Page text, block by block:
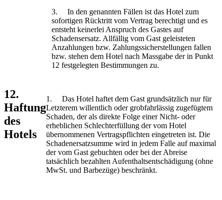
3. In den genannten Fällen ist das Hotel zum
sofortigen Rücktritt vom Vertrag berechtigt und es
entsteht keinerlei Anspruch des Gastes auf
Schadensersatz. Allfällig vom Gast geleisteten
Anzahlungen bzw. Zahlungssicherstellungen fallen
bzw. stehen dem Hotel nach Massgabe der in Punkt
12 festgelegten Bestimmungen zu.
12.
Haftung
des
Hotels
1. Das Hotel haftet dem Gast grundsätzlich nur für
Letzterem willentlich oder grobfahrlässig zugefügtem
Schaden, der als direkte Folge einer Nicht- oder
erheblichen Schlechterfüllung der vom Hotel
übernommenen Vertragspflichten eingetreten ist. Die
Schadenersatzsumme wird in jedem Falle auf maximal
der vom Gast gebuchten oder bei der Abreise
tatsächlich bezahlten Aufenthaltsentschädigung (ohne
MwSt. und Barbezüge) beschränkt.